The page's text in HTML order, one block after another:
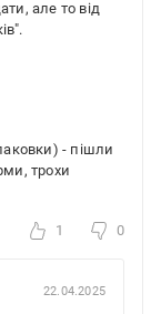
але то від
- пішли
трохи
1 0
22.04.2025